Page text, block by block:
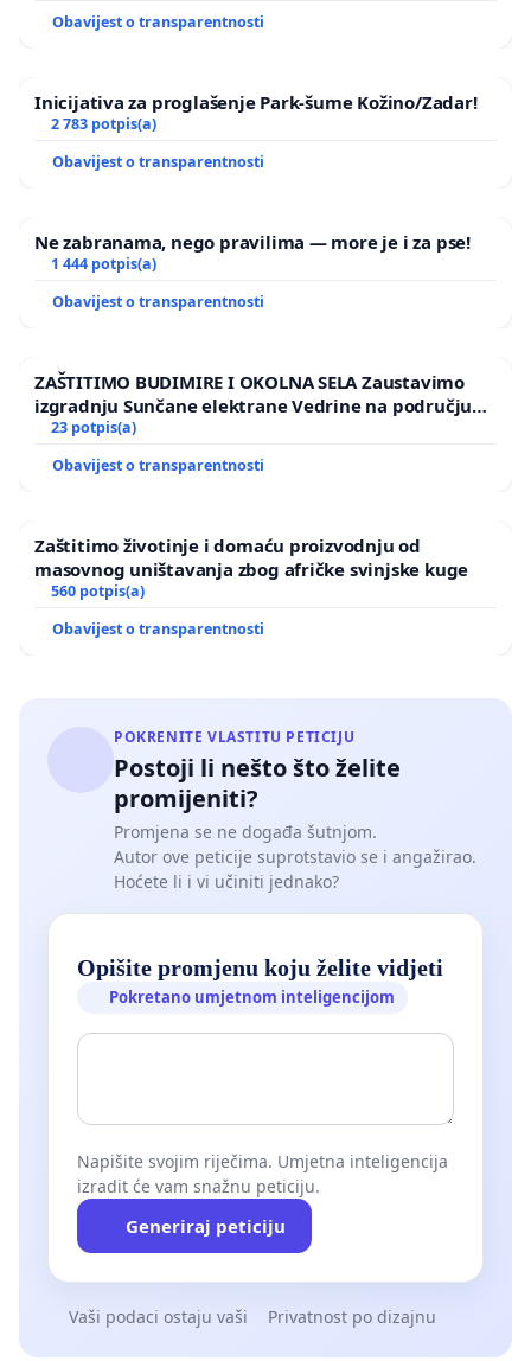
Obavijest o transparentnosti
Inicijativa za proglašenje Park-šume Kožino/Zadar!
2 783 potpis(a)
Obavijest o transparentnosti
Ne zabranama, nego pravilima — more je i za pse!
1 444 potpis(a)
Obavijest o transparentnosti
ZAŠTITIMO BUDIMIRE I OKOLNA SELA Zaustavimo
izgradnju Sunčane elektrane Vedrine na području
Ugljana
23 potpis(a)
Obavijest o transparentnosti
Zaštitimo životinje i domaću proizvodnju od
masovnog uništavanja zbog afričke svinjske kuge
560 potpis(a)
Obavijest o transparentnosti
POKRENITE VLASTITU PETICIJU
Postoji li nešto što želite
promijeniti?
Promjena se ne događa šutnjom.
Autor ove peticije suprotstavio se i angažirao.
Hoćete li i vi učiniti jednako?
Opišite promjenu koju želite vidjeti
Pokretano umjetnom inteligencijom
Napišite svojim riječima. Umjetna inteligencija
izradit će vam snažnu peticiju.
Generiraj peticiju
Vaši podaci ostaju vaši Privatnost po dizajnu